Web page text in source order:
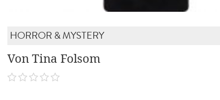
HORROR & MYSTERY
Von Tina Folsom